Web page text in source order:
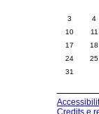
3
4
10
11
17
18
24
25
31
Credits e